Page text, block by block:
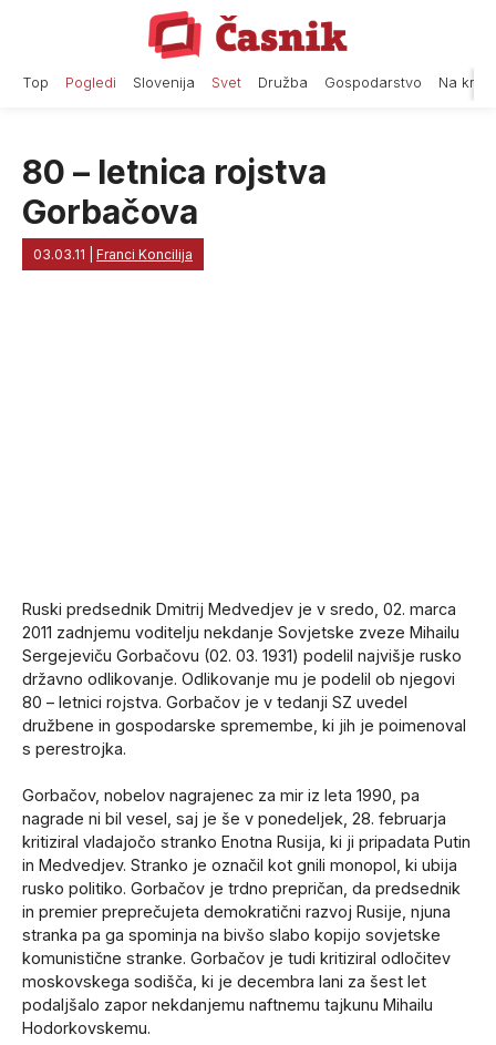
Top Pogledi Slovenija Svet Družba Gospodarstvo Na
80 – letnica rojstva
Gorbačova
03.03.11 Franci Koncilija
Ruski predsednik Dmitrij Medvedjev je v sredo, 02. marca
2011 zadnjemu voditelju nekdanje Sovjetske zveze Mihailu
Sergejeviču Gorbačovu (02. 03. 1931) podelil najvišje rusko
državno odlikovanje. Odlikovanje mu je podelil ob njegovi
80 – letnici rojstva. Gorbačov je v tedanji SZ uvedel
družbene in gospodarske spremembe, ki jih je poimenoval
s perestrojka.
Gorbačov, nobelov nagrajenec za mir iz leta 1990, pa
nagrade ni bil vesel, saj je še v ponedeljek, 28. februarja
kritiziral vladajočo stranko Enotna Rusija, ki ji pripadata Putin
in Medvedjev. Stranko je označil kot gnili monopol, ki ubija
rusko politiko. Gorbačov je trdno prepričan, da predsednik
in premier preprečujeta demokratični razvoj Rusije, njuna
stranka pa ga spominja na bivšo slabo kopijo sovjetske
komunistične stranke. Gorbačov je tudi kritiziral odločitev
moskovskega sodišča, ki je decembra lani za šest let
podaljšalo zapor nekdanjemu naftnemu tajkunu Mihailu
Hodorkovskemu.